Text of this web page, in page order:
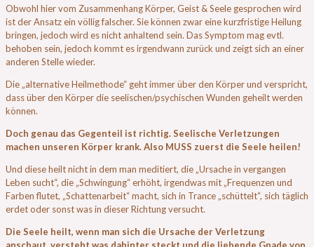
Obwohl hier vom Zusammenhang Körper, Geist & Seele gesprochen wird
ist der Ansatz ein völlig falscher. Sie können zwar eine kurzfristige Heilung
bringen, jedoch wird es nicht anhaltend sein. Das Symptom mag evtl.
behoben sein, jedoch kommt es irgendwann zurück und zeigt sich an einer
anderen Stelle wieder.
Die „alternative Heilmethode“ geht immer über den Körper und verspricht,
dass über den Körper die seelischen/psychischen Wunden geheilt werden
können.
Doch genau das Gegenteil ist richtig. Seelische Verletzungen
machen unseren Körper krank. Also MUSS zuerst die Seele heilen!
Und diese heilt nicht in dem man meditiert, die „Ursache in vergangen
Leben sucht“, die „Schwingung“ erhöht, irgendwas mit „Frequenzen und
Farben flutet, „Schattenarbeit“ macht, sich in Trance „schüttelt“, sich täglich
erdet oder sonst was in dieser Richtung versucht.
Die Seele heilt, wenn man sich die Ursache der Verletzung
anschaut, versteht was dahinter steckt und die liebende Gnade von